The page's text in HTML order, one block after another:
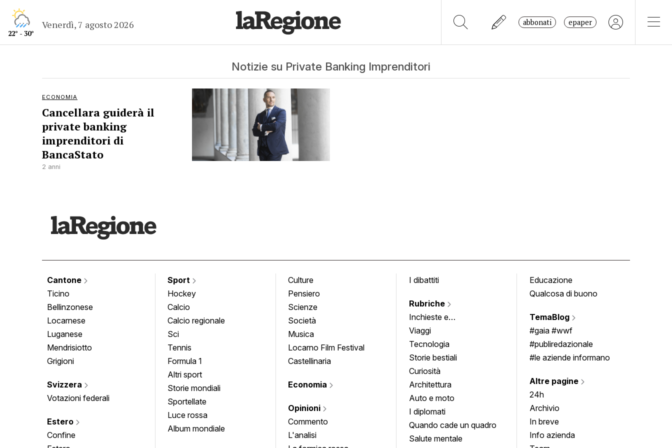
22° - 30°
Venerdì, 7 agosto 2026 abbonati epaper
Notizie su Private Banking Imprenditori
ECONOMIA
Cancellara guiderà il
private banking
imprenditori di
BancaStato
2 anni
Cantone
Ticino
Bellinzonese
Locarnese
Luganese
Mendrisiotto
Grigioni
Svizzera
Votazioni federali
Estero
Confine
Sport
Hockey
Calcio
Calcio regionale
Sci
Tennis
Formula 1
Altri sport
Storie mondiali
Sportellate
Luce rossa
Album mondiale
Culture
Pensiero
Scienze
Società
Musica
Locarno Film Festival
Castellinaria
Economia
Opinioni
Commento
L'analisi
I dibattiti
Rubriche
Inchieste e
approfondimenti
Viaggi
Tecnologia
Storie bestiali
Curiosità
Architettura
Auto e moto
I diplomati
Quando cade un quadro
Salute mentale
Educazione
Qualcosa di buono
TemaBlog
#gaia #wwf
#publiredazionale
#le aziende informano
Altre pagine
24h
Archivio
In breve
Info azienda